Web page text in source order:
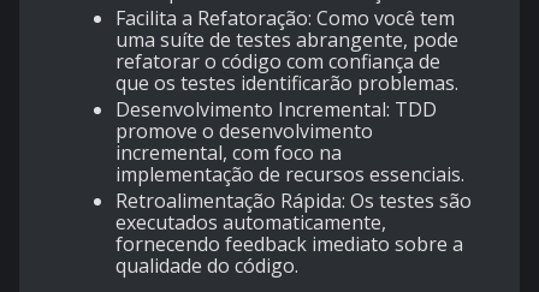
Facilita a Refatoração: Como você tem
uma suíte de testes abrangente, pode
refatorar o código com confiança de
que os testes identificarão problemas.
Desenvolvimento Incremental: TDD
promove o desenvolvimento
incremental, com foco na
implementação de recursos essenciais.
Retroalimentação Rápida: Os testes são
executados automaticamente,
fornecendo feedback imediato sobre a
qualidade do código.